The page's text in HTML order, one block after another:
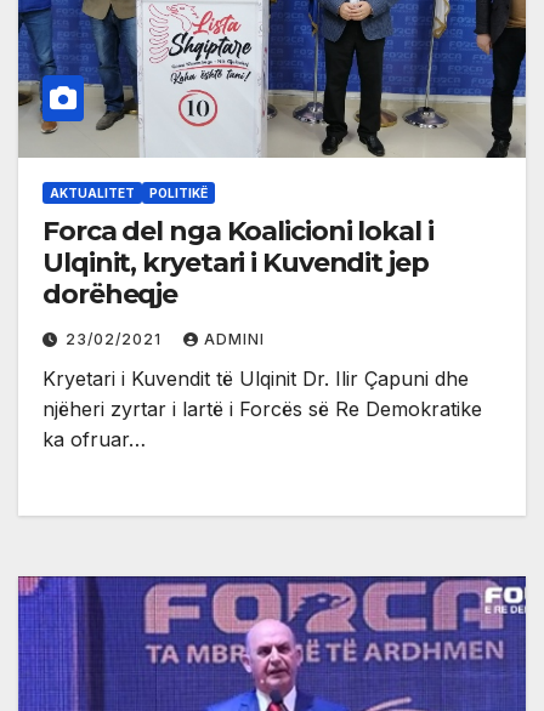
AKTUALITET POLITIKË
Forca del nga Koalicioni lokal i
Ulqinit, kryetari i Kuvendit jep
dorëheqje
23/02/2021 ADMINI
Kryetari i Kuvendit të Ulqinit Dr. Ilir Çapuni dhe
njëheri zyrtar i lartë i Forcës së Re Demokratike
ka ofruar…